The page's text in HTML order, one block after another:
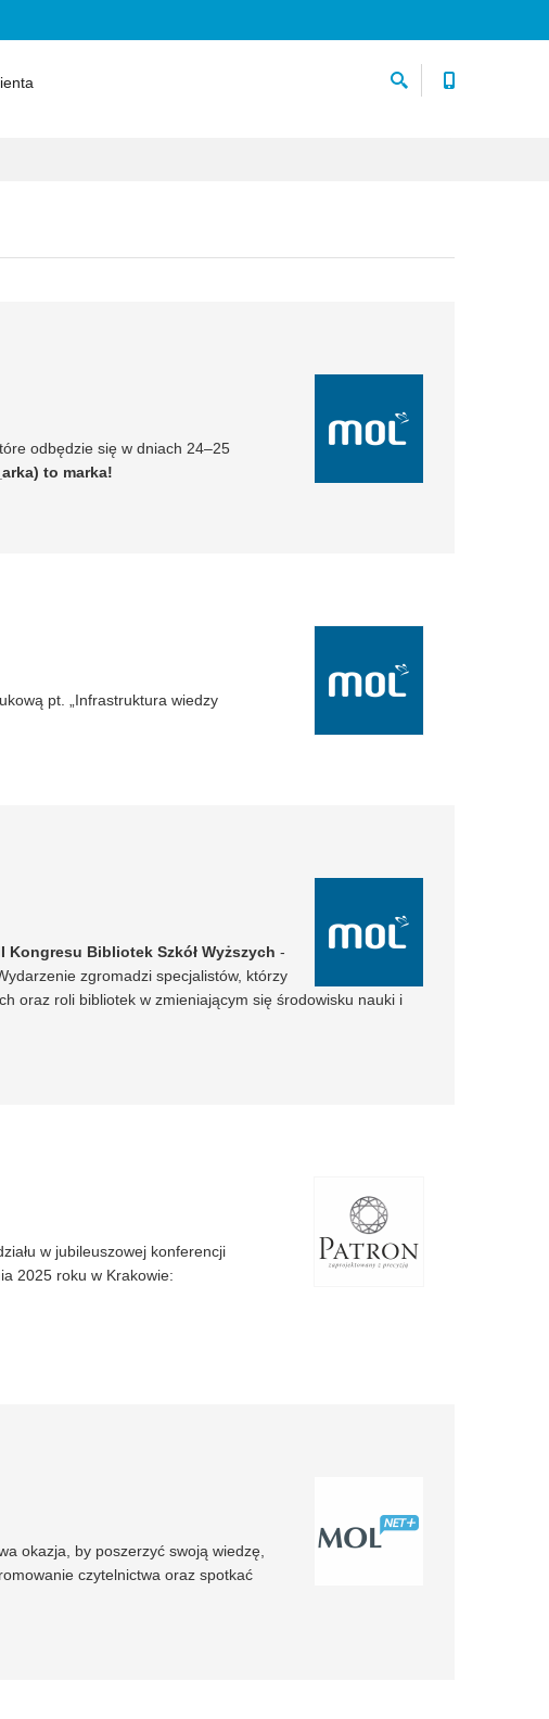
odbędzie się w dniach 24–25
to marka!
pt. „Infrastruktura wiedzy
Kongresu Bibliotek Szkół Wyższych -
zgromadzi specjalistów, którzy
oraz roli bibliotek w zmieniającym się środowisku nauki i
w jubileuszowej konferencji
2025 roku w Krakowie:
okazja, by poszerzyć swoją wiedzę,
czytelnictwa oraz spotkać